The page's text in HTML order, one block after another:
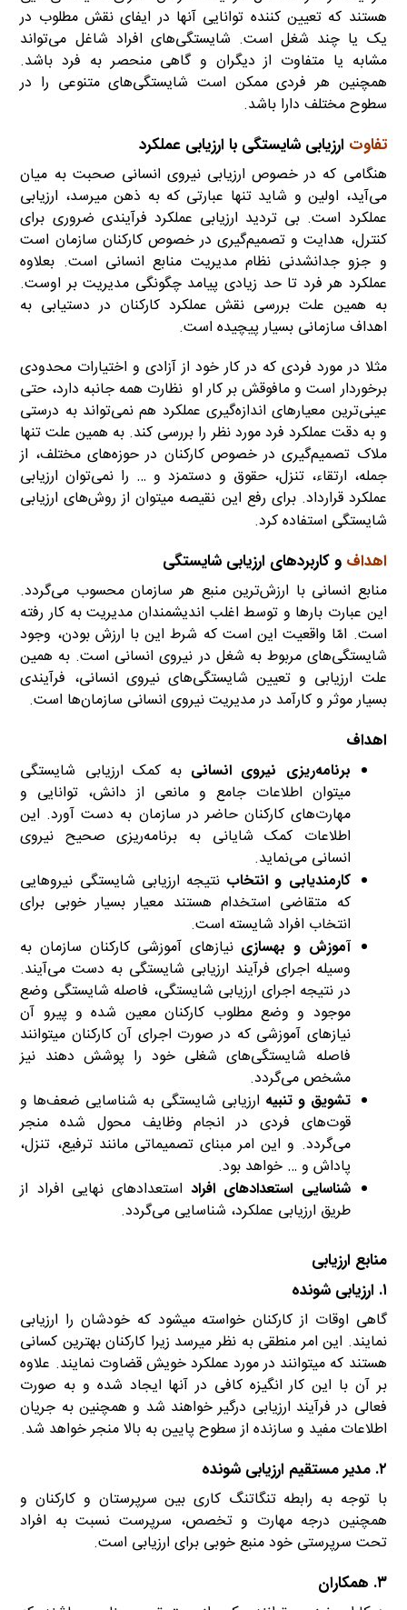
هستند که تعیین کننده توانایی آنها در ایفای نقش مطلوب در
یک یا چند شغل است. شایستگی‌های افراد شاغل می‌تواند
مشابه یا متفاوت از دیگران و گاهی منحصر به فرد باشد.
همچنین هر فردی ممکن است شایستگی‌های متنوعی را در
سطوح مختلف دارا باشد.
تفاوت ارزیابی شایستگی با ارزیابی عملکرد
هنگامی که در خصوص ارزیابی نیروی انسانی صحبت به میان
می‌آید، اولین و شاید تنها عبارتی که به ذهن میرسد، ارزیابی
عملکرد است. بی تردید ارزیابی عملکرد فرآیندی ضروری برای
کنترل، هدایت و تصمیم‌گیری در خصوص کارکنان سازمان است
و جزو جدانشدنی نظام مدیریت منابع انسانی است. بعلاوه
عملکرد هر فرد تا حد زیادی پیامد چگونگی مدیریت بر اوست.
به همین علت بررسی نقش عملکرد کارکنان در دستیابی به
اهداف سازمانی بسیار پیچیده است.
مثلا در مورد فردی که در کار خود از آزادی و اختیارات محدودی
برخوردار است و مافوقش بر کار او نظارت همه جانبه دارد، حتی
عینی‌ترین معیارهای اندازه‌گیری عملکرد هم نمی‌تواند به درستی
و به دقت عملکرد فرد مورد نظر را بررسی کند. به همین علت تنها
ملاک تصمیم‌گیری در خصوص کارکنان در حوزه‌های مختلف، از
جمله، ارتقاء، تنزل، حقوق و دستمزد و … را نمی‌توان ارزیابی
عملکرد قرارداد. برای رفع این نقیصه میتوان از روش‌های ارزیابی
شایستگی استفاده کرد.
اهداف و کاربردهای ارزیابی شایستگی
منابع انسانی با ارزش‌ترین منبع هر سازمان محسوب می‌گردد.
این عبارت بارها و توسط اغلب اندیشمندان مدیریت به کار رفته
است. امّا واقعیت این است که شرط این با ارزش بودن، وجود
شایستگی‌های مربوط به شغل در نیروی انسانی است. به همین
علت ارزیابی و تعیین شایستگی‌های نیروی انسانی، فرآیندی
بسیار موثر و کارآمد در مدیریت نیروی انسانی سازمان‌ها است.
اهداف
برنامه‌ریزی نیروی انسانی به کمک ارزیابی شایستگی
میتوان اطلاعات جامع و مانعی از دانش، توانایی و
مهارت‌های کارکنان حاضر در سازمان به دست آورد. این
اطلاعات کمک شایانی به برنامه‌ریزی صحیح نیروی
انسانی می‌نماید.
کارمند‌یابی و انتخاب نتیجه ارزیابی شایستگی نیروهایی
که متقاضی استخدام هستند معیار بسیار خوبی برای
انتخاب افراد شایسته است.
آموزش و بهسازی نیازهای آموزشی کارکنان سازمان به
وسیله اجرای فرآیند ارزیابی شایستگی به دست می‌آیند.
در نتیجه اجرای ارزیابی شایستگی، فاصله شایستگی وضع
موجود و وضع مطلوب کارکنان معین شده و پیرو آن
نیازهای آموزشی که در صورت اجرای آن کارکنان میتوانند
فاصله شایستگی‌های شغلی خود را پوشش دهند نیز
مشخص می‌گردد.
تشویق و تنبیه ارزیابی شایستگی به شناسایی ضعف‌ها و
قوت‌های فردی در انجام وظایف محول شده منجر
می‌گردد. و این امر مبنای تصمیماتی مانند ترفیع، تنزل،
پاداش و … خواهد بود.
شناسایی استعدادهای افراد استعدادهای نهایی افراد از
طریق ارزیابی عملکرد، شناسایی می‌گردد.
منابع ارزیابی
۱. ارزیابی شونده
گاهی اوقات از کارکنان خواسته میشود که خودشان را ارزیابی
نمایند. این امر منطقی به نظر میرسد زیرا کارکنان بهترین کسانی
هستند که میتوانند در مورد عملکرد خویش قضاوت نمایند. علاوه
بر آن با این کار انگیزه کافی در آنها ایجاد شده و به صورت
فعالی در فرآیند ارزیابی درگیر خواهند شد و همچنین به جریان
اطلاعات مفید و سازنده از سطوح پایین به بالا منجر خواهد شد.
۲. مدیر مستقیم ارزیابی شونده
با توجه به رابطه تنگاتنگ کاری بین سرپرستان و کارکنان و
همچنین درجه مهارت و تخصص، سرپرست نسبت به افراد
تحت سرپرستی خود منبع خوبی برای ارزیابی است.
۳. همکاران